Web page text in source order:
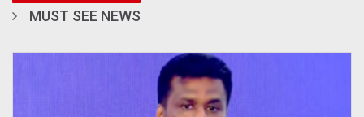
MUST SEE NEWS